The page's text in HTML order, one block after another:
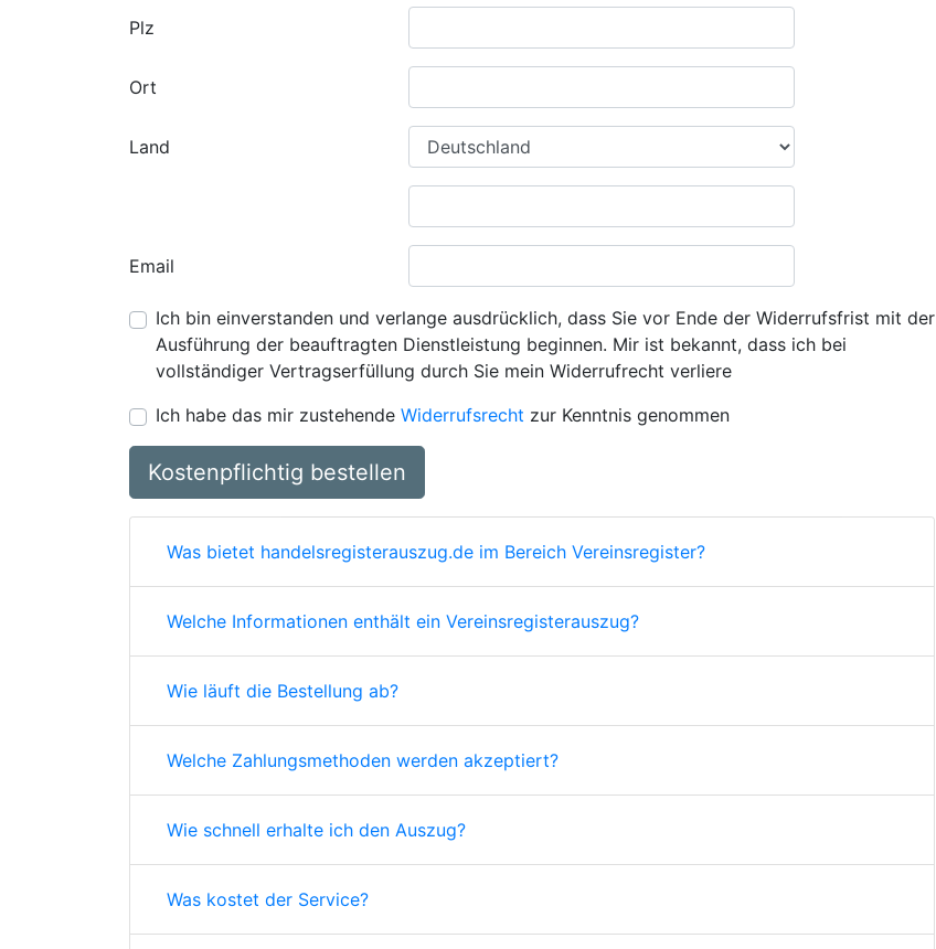
Plz
Ort
Land
Email
Ich bin einverstanden und verlange ausdrücklich, dass Sie vor Ende der Widerrufsfrist mit der
Ausführung der beauftragten Dienstleistung beginnen. Mir ist bekannt, dass ich bei
vollständiger Vertragserfüllung durch Sie mein Widerrufrecht verliere
Ich habe das mir zustehende Widerrufsrecht zur Kenntnis genommen
Kostenpflichtig bestellen
Was bietet handelsregisterauszug.de im Bereich Vereinsregister?
Welche Informationen enthält ein Vereinsregisterauszug?
Wie läuft die Bestellung ab?
Welche Zahlungsmethoden werden akzeptiert?
Wie schnell erhalte ich den Auszug?
Was kostet der Service?